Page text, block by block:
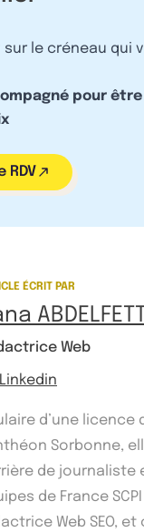
sur le créneau qui
pour
RDV
ÉCRIT PAR
Web
Linkedin
d’une licence
Sorbonne,
de journaliste
de France
Web SEO,